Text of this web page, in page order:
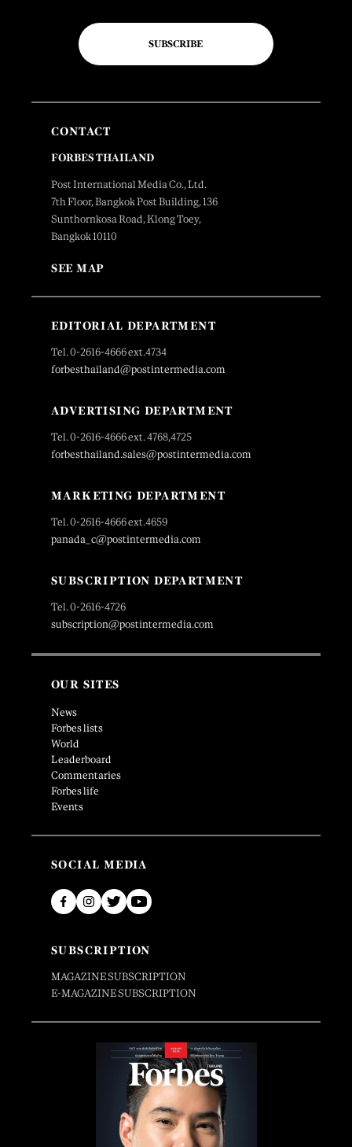
SUBSCRIBE
CONTACT
FORBES THAILAND
Post International Media Co., Ltd.
7th Floor, Bangkok Post Building, 136
Sunthornkosa Road, Klong Toey,
Bangkok 10110
SEE MAP
EDITORIAL DEPARTMENT
Tel. 0-2616-4666 ext.4734
forbesthailand@postintermedia.com
ADVERTISING DEPARTMENT
Tel. 0-2616-4666 ext. 4768,4725
forbesthailand.sales@postintermedia.com
MARKETING DEPARTMENT
Tel. 0-2616-4666 ext.4659
panada_c@postintermedia.com
SUBSCRIPTION DEPARTMENT
Tel. 0-2616-4726
subscription@postintermedia.com
OUR SITES
News
Forbes lists
World
Leaderboard
Commentaries
Forbes life
Events
SOCIAL MEDIA
SUBSCRIPTION
MAGAZINE SUBSCRIPTION
E-MAGAZINE SUBSCRIPTION